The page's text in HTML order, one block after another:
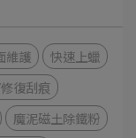
維護
快速上蠟
復刮痕
魔泥磁土除鐵粉